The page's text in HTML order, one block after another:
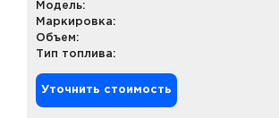
Модель:
Маркировка:
Объем:
Тип топлива:
Уточнить стоимость